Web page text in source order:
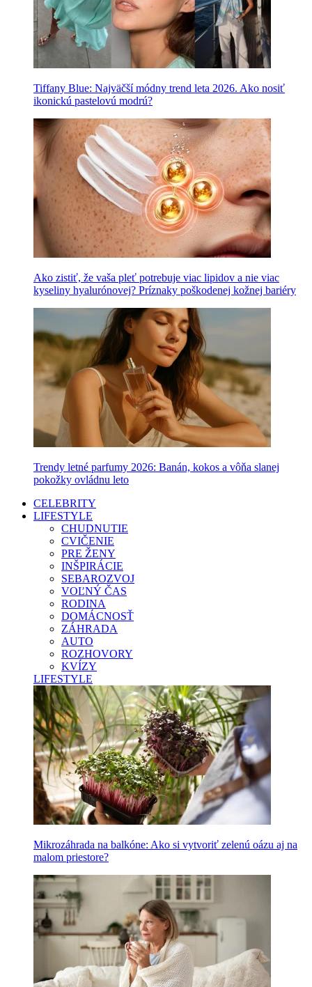
Tiffany Blue: Najväčší módny trend leta 2026. Ako nosiť
ikonickú pastelovú modrú?
Ako zistiť, že vaša pleť potrebuje viac lipidov a nie viac
kyseliny hyalurónovej? Príznaky poškodenej kožnej bariéry
Trendy letné parfumy 2026: Banán, kokos a vôňa slanej
pokožky ovládnu leto
CELEBRITY
LIFESTYLE
CHUDNUTIE
CVIČENIE
PRE ŽENY
INŠPIRÁCIE
SEBAROZVOJ
VOĽNÝ ČAS
RODINA
DOMÁCNOSŤ
ZÁHRADA
AUTO
ROZHOVORY
KVÍZY
LIFESTYLE
Mikrozáhrada na balkóne: Ako si vytvoriť zelenú oázu aj na
malom priestore?